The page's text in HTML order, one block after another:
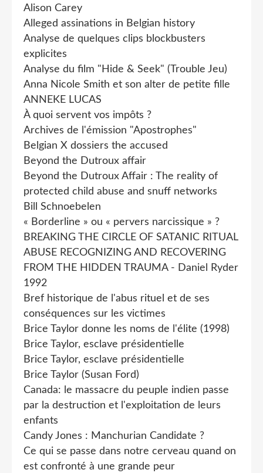
Alison Carey
Alleged assinations in Belgian history
Analyse de quelques clips blockbusters
explicites
Analyse du film "Hide & Seek" (Trouble Jeu)
Anna Nicole Smith et son alter de petite fille
ANNEKE LUCAS
À quoi servent vos impôts ?
Archives de l'émission "Apostrophes"
Belgian X dossiers the accused
Beyond the Dutroux affair
Beyond the Dutroux Affair : The reality of
protected child abuse and snuff networks
Bill Schnoebelen
« Borderline » ou « pervers narcissique » ?
BREAKING THE CIRCLE OF SATANIC RITUAL
ABUSE RECOGNIZING AND RECOVERING
FROM THE HIDDEN TRAUMA - Daniel Ryder
1992
Bref historique de l'abus rituel et de ses
conséquences sur les victimes
Brice Taylor donne les noms de l'élite (1998)
Brice Taylor, esclave présidentielle
Brice Taylor, esclave présidentielle
Brice Taylor (Susan Ford)
Canada: le massacre du peuple indien passe
par la destruction et l'exploitation de leurs
enfants
Candy Jones : Manchurian Candidate ?
Ce qui se passe dans notre cerveau quand on
est confronté à une grande peur